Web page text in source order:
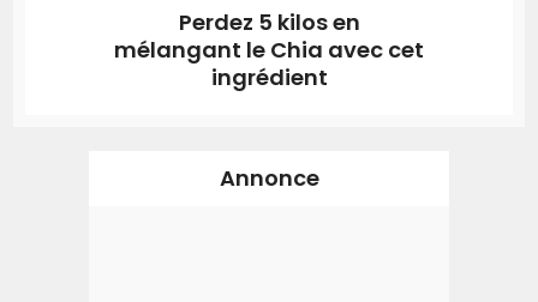
Perdez 5 kilos en
mélangant le Chia avec cet
ingrédient
Annonce